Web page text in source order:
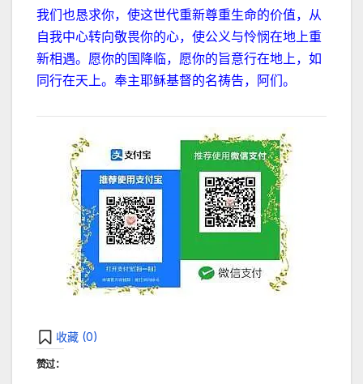
我们也恳求你，使这世代重新尊重生命的价值，从
自我中心转向敬畏你的心，使公义与怜悯在地上重
新相遇。愿你的国降临，愿你的旨意行在地上，如
同行在天上。 奉主耶稣基督的名祷告，阿们。
收藏 (0)
赞过：